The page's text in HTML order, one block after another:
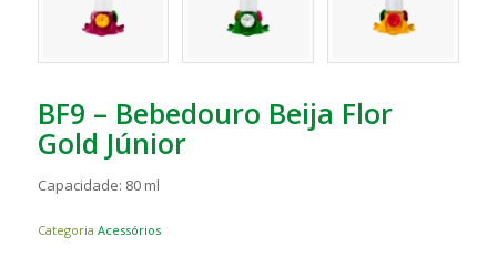
BF9 – Bebedouro Beija Flor
Gold Júnior
Capacidade: 80 ml
Categoria Acessórios